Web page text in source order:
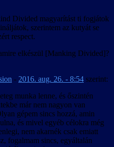
Divided magyarítást ti fogjátok
szerintem az kutyát se
respect.
elkészül [Manking Divided]?
- 2016. aug. 26. - 8:54 szerint:
munka lenne, és őszintén
már nem nagyon van
gépem sincs hozzá, amin
és mivel egyéb célokra még
nem akarnék csak emiatt
fogalmam sincs, egyáltalán